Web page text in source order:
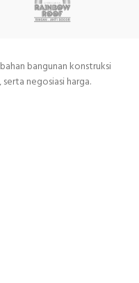
bangunan konstruksi
negosiasi harga.